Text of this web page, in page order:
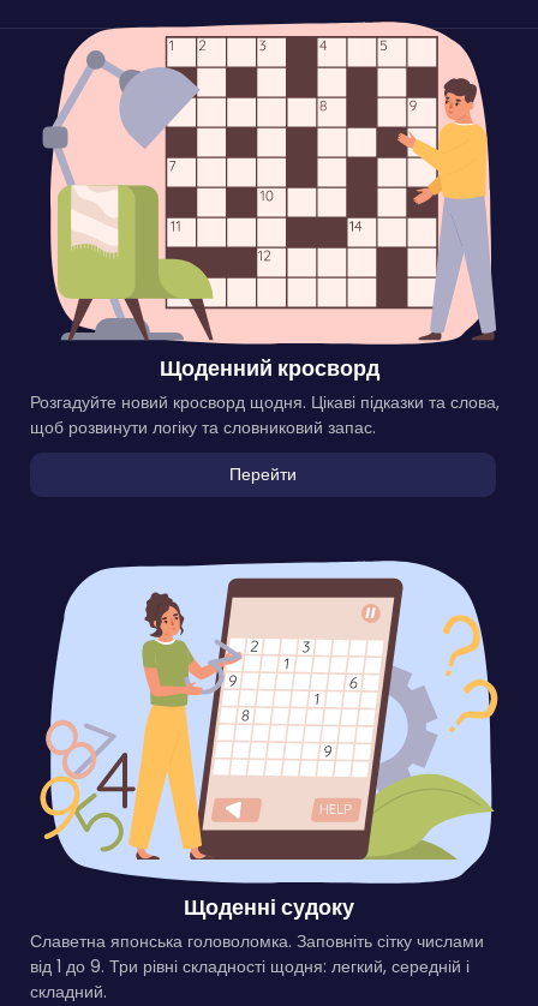
Щоденний кросворд
Розгадуйте новий кросворд щодня. Цікаві підказки та слова,
щоб розвинути логіку та словниковий запас.
Перейти
Щоденні судоку
Славетна японська головоломка. Заповніть сітку числами
від 1 до 9. Три рівні складності щодня: легкий, середній і
складний.